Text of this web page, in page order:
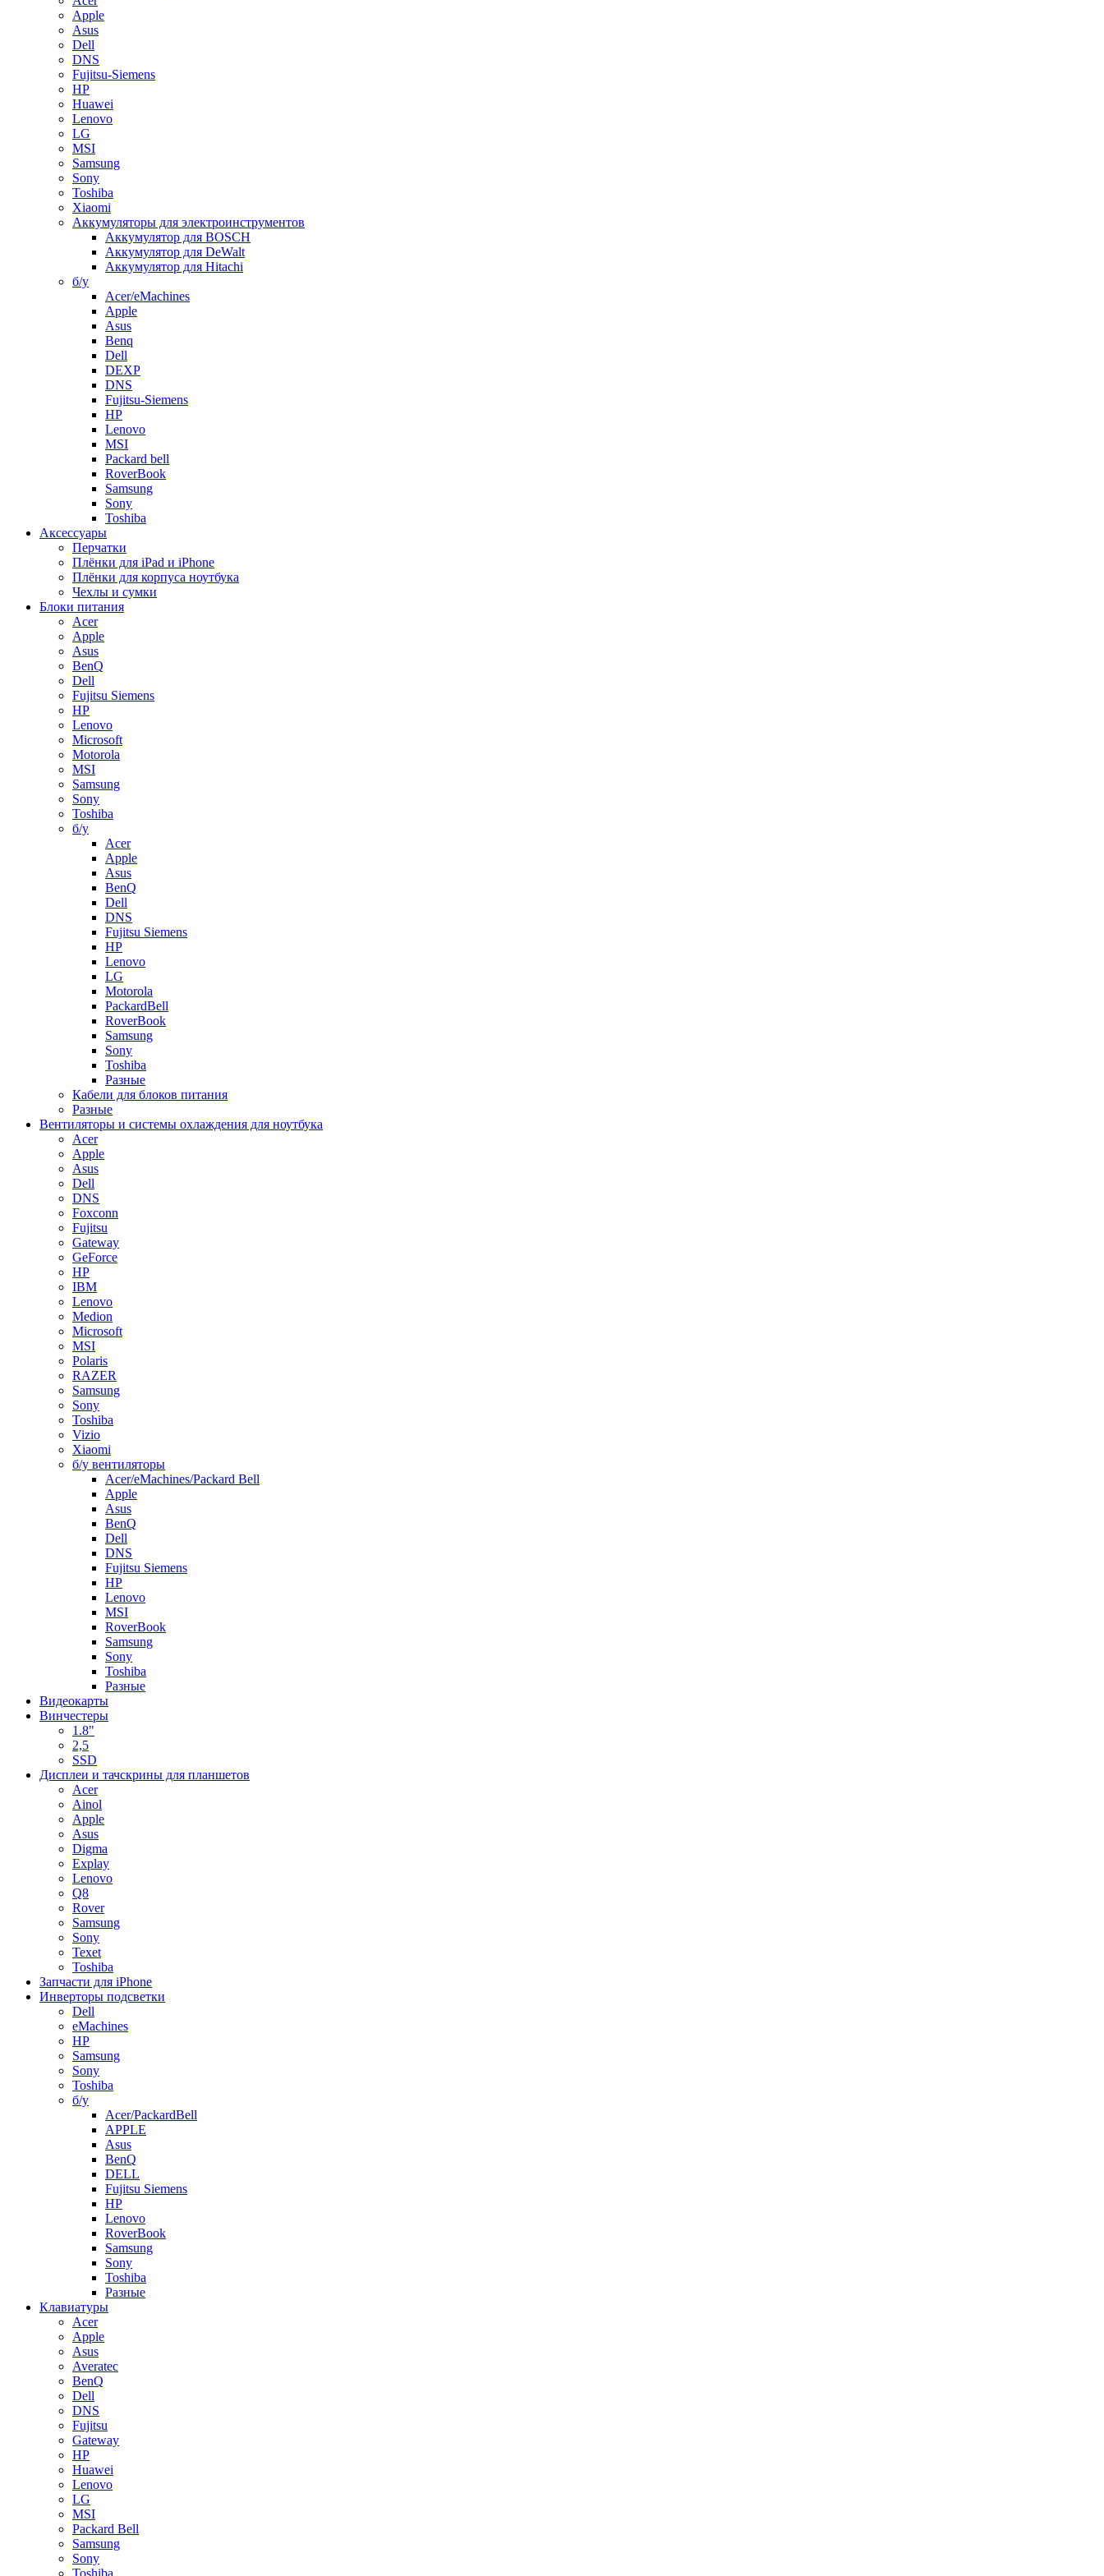
Apple
Asus
Dell
DNS
Fujitsu-Siemens
HP
Huawei
Lenovo
LG
MSI
Samsung
Sony
Toshiba
Xiaomi
Аккумуляторы для электроинструментов
Аккумулятор для BOSCH
Аккумулятор для DeWalt
Аккумулятор для Hitachi
б/у
Acer/eMachines
Apple
Asus
Benq
Dell
DEXP
DNS
Fujitsu-Siemens
HP
Lenovo
MSI
Packard bell
RoverBook
Samsung
Sony
Toshiba
Аксессуары
Перчатки
Плёнки для iPad и iPhone
Плёнки для корпуса ноутбука
Чехлы и сумки
Блоки питания
Acer
Apple
Asus
BenQ
Dell
Fujitsu Siemens
HP
Lenovo
Microsoft
Motorola
MSI
Samsung
Sony
Toshiba
б/у
Acer
Apple
Asus
BenQ
Dell
DNS
Fujitsu Siemens
HP
Lenovo
LG
Motorola
PackardBell
RoverBook
Samsung
Sony
Toshiba
Разные
Кабели для блоков питания
Разные
Вентиляторы и системы охлаждения для ноутбука
Acer
Apple
Asus
Dell
DNS
Foxconn
Fujitsu
Gateway
GeForce
HP
IBM
Lenovo
Medion
Microsoft
MSI
Polaris
RAZER
Samsung
Sony
Toshiba
Vizio
Xiaomi
б/у вентиляторы
Acer/eMachines/Packard Bell
Apple
Asus
BenQ
Dell
DNS
Fujitsu Siemens
HP
Lenovo
MSI
RoverBook
Samsung
Sony
Toshiba
Разные
Видеокарты
Винчестеры
1.8"
2,5
SSD
Дисплеи и тачскрины для планшетов
Acer
Ainol
Apple
Asus
Digma
Explay
Lenovo
Q8
Rover
Samsung
Sony
Texet
Toshiba
Запчасти для iPhone
Инверторы подсветки
Dell
eMachines
HP
Samsung
Sony
Toshiba
б/у
Acer/PackardBell
APPLE
Asus
BenQ
DELL
Fujitsu Siemens
HP
Lenovo
RoverBook
Samsung
Sony
Toshiba
Разные
Клавиатуры
Acer
Apple
Asus
Averatec
BenQ
Dell
DNS
Fujitsu
Gateway
HP
Huawei
Lenovo
LG
MSI
Packard Bell
Samsung
Sony
Toshiba